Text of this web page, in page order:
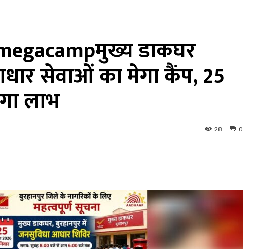
डाकघर
सेवाओं का मेगा कैंप, 25
लाभ
0
28